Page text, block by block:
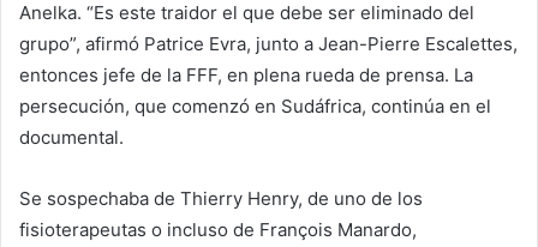
Anelka. “Es este traidor el que debe ser eliminado del
grupo”, afirmó Patrice Evra, junto a Jean-Pierre Escalettes,
entonces jefe de la FFF, en plena rueda de prensa. La
persecución, que comenzó en Sudáfrica, continúa en el
documental.
Se sospechaba de Thierry Henry, de uno de los
fisioterapeutas o incluso de François Manardo,